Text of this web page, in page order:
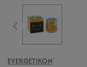
EVERGETIKON